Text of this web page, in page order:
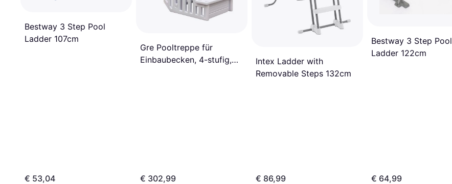
Bestway 3 Step Pool
Ladder 107cm
€ 53,04
Gre Pooltreppe für
Einbaubecken, 4-stufig,
€ 302,99
Intex Ladder with
Removable Steps 132cm
€ 86,99
Bestway 3 Step Pool
Ladder 122cm
€ 64,99